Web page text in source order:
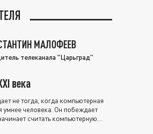
МАЛОФЕЕВ
телеканала "Царьград"
века
не тогда, когда компьютерная
умнее человека. Он побеждает
считать компьютерную